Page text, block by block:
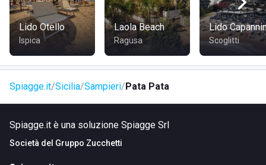
dintorni. Chi ama la storia e la cultura, in quest'area si
troverà molto bene.
COME RAGGIUNGERE LO STABILIMENTO BALNEARE
PATA PATA SAMPIERI
Da Sciclisi può raggiungere in circa mezz'ora di auto o con
i mezzi pubblici, mentreda Ragusa
Lido Otello
Ispica
Laola Beach
Ragusa
Lido
Scoglitti
Spiagge.it Sicilia Sampieri Pata Pata
Spiagge.it è una soluzione Spiagge Srl
Società del Gruppo Zucchetti